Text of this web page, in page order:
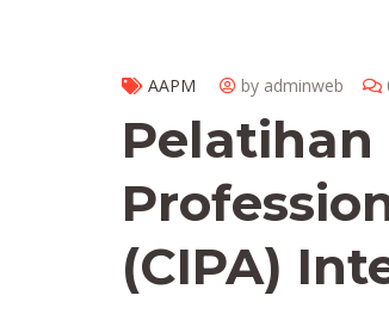
AAPM by adminweb
(CIPA)